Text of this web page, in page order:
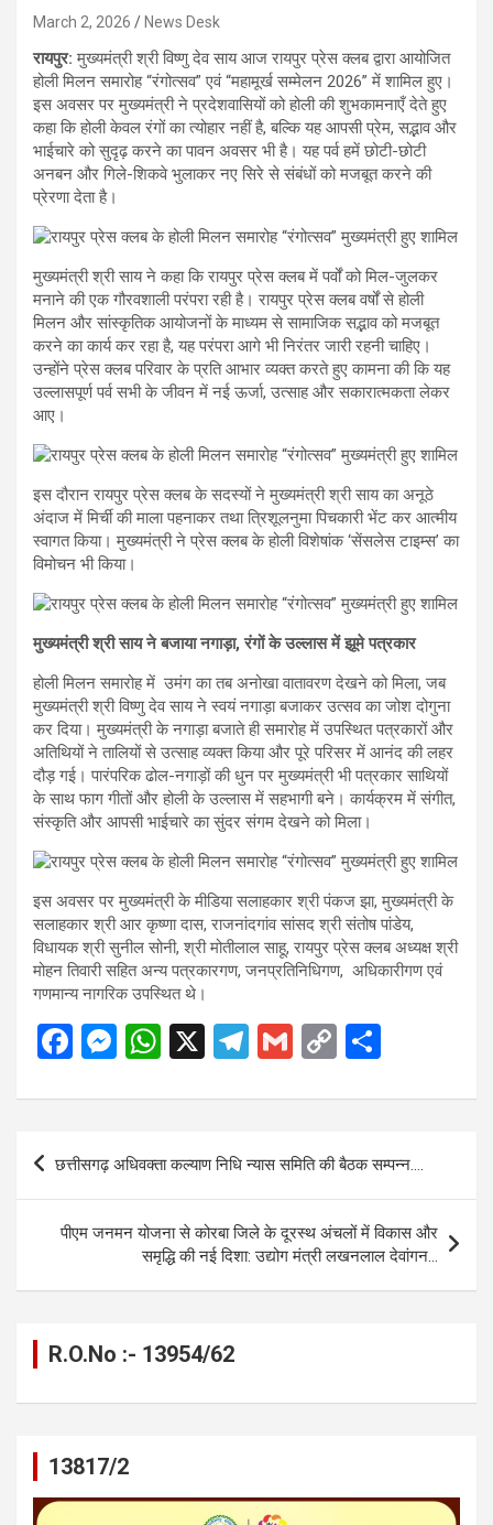
March 2, 2026 News Desk
रायपुर:मुख्यमंत्री श्री विष्णु देव साय आज रायपुर प्रेस क्लब द्वारा आयोजित
होली मिलन समारोह “रंगोत्सव” एवं “महामूर्ख सम्मेलन 2026” में शामिल हुए।
इस अवसर पर मुख्यमंत्री ने प्रदेशवासियों को होली की शुभकामनाएँ देते हुए
कहा कि होली केवल रंगों का त्योहार नहीं है, बल्कि यह आपसी प्रेम, सद्भाव और
भाईचारे को सुदृढ़ करने का पावन अवसर भी है। यह पर्व हमें छोटी-छोटी
अनबन और गिले-शिकवे भुलाकर नए सिरे से संबंधों को मजबूत करने की
प्रेरणा देता है।
मुख्यमंत्री श्री साय ने कहा कि रायपुर प्रेस क्लब में पर्वों को मिल-जुलकर
मनाने की एक गौरवशाली परंपरा रही है। रायपुर प्रेस क्लब वर्षों से होली
मिलन और सांस्कृतिक आयोजनों के माध्यम से सामाजिक सद्भाव को मजबूत
करने का कार्य कर रहा है, यह परंपरा आगे भी निरंतर जारी रहनी चाहिए।
उन्होंने प्रेस क्लब परिवार के प्रति आभार व्यक्त करते हुए कामना की कि यह
उल्लासपूर्ण पर्व सभी के जीवन में नई ऊर्जा, उत्साह और सकारात्मकता लेकर
आए।
इस दौरान रायपुर प्रेस क्लब के सदस्यों ने मुख्यमंत्री श्री साय का अनूठे
अंदाज में मिर्ची की माला पहनाकर तथा त्रिशूलनुमा पिचकारी भेंट कर आत्मीय
स्वागत किया। मुख्यमंत्री ने प्रेस क्लब के होली विशेषांक ‘सेंसलेस टाइम्स’ का
विमोचन भी किया।
मुख्यमंत्री श्री साय ने बजाया नगाड़ा, रंगों के उल्लास में झूमे पत्रकार
होली मिलन समारोह में उमंग का तब अनोखा वातावरण देखने को मिला, जब
मुख्यमंत्री श्री विष्णु देव साय ने स्वयं नगाड़ा बजाकर उत्सव का जोश दोगुना
कर दिया। मुख्यमंत्री के नगाड़ा बजाते ही समारोह में उपस्थित पत्रकारों और
अतिथियों ने तालियों से उत्साह व्यक्त किया और पूरे परिसर में आनंद की लहर
दौड़ गई। पारंपरिक ढोल-नगाड़ों की धुन पर मुख्यमंत्री भी पत्रकार साथियों
के साथ फाग गीतों और होली के उल्लास में सहभागी बने। कार्यक्रम में संगीत,
संस्कृति और आपसी भाईचारे का सुंदर संगम देखने को मिला।
इस अवसर पर मुख्यमंत्री के मीडिया सलाहकार श्री पंकज झा, मुख्यमंत्री के
सलाहकार श्री आर कृष्णा दास, राजनांदगांव सांसद श्री संतोष पांडेय,
विधायक श्री सुनील सोनी, श्री मोतीलाल साहू, रायपुर प्रेस क्लब अध्यक्ष श्री
मोहन तिवारी सहित अन्य पत्रकारगण, जनप्रतिनिधिगण, अधिकारीगण एवं
गणमान्य नागरिक उपस्थित थे।
F
ce
b
o
o
k
M
se
n
g
er
W
at
A
p
p
X
T
e
a
m
G
ail
C
py
Li
n
k
ar
Post
navigation
छत्तीसगढ़ अधिवक्ता कल्याण निधि न्यास समिति की बैठक सम्पन्न….
पीएम जनमन योजना से कोरबा जिले के दूरस्थ अंचलों में विकास और
समृद्धि की नई दिशा: उद्योग मंत्री लखनलाल देवांगन…
R.O.No :- 13954/62
13817/2